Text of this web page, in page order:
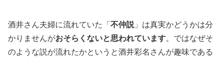
酒井さん夫婦に流れていた「 不仲説」は真実かどうかは分
かりませんがおそらくないと思われています。ではなぜそ
のような説が流れたかというと酒井彩名さんが趣味である